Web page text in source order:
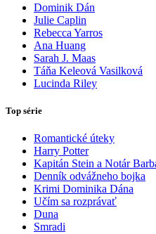
Dominik Dán
Julie Caplin
Rebecca Yarros
Ana Huang
Sarah J. Maas
Táňa Keleová Vasilková
Lucinda Riley
Top série
Romantické úteky
Harry Potter
Kapitán Stein a Notár
Denník odvážneho bojka
Krimi Dominika Dána
Učím sa rozprávať
Duna
Smradi